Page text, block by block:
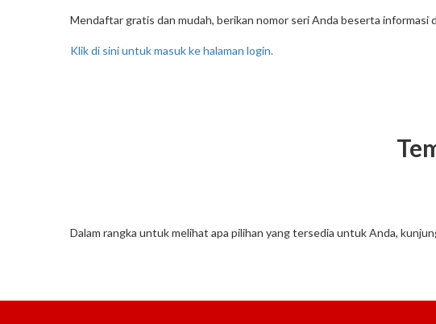
Mendaftar gratis dan mudah, berikan nomor seri Anda beserta informasi
Klik di sini untuk masuk ke halaman login.
Dalam rangka untuk melihat apa pilihan yang tersedia untuk Anda,